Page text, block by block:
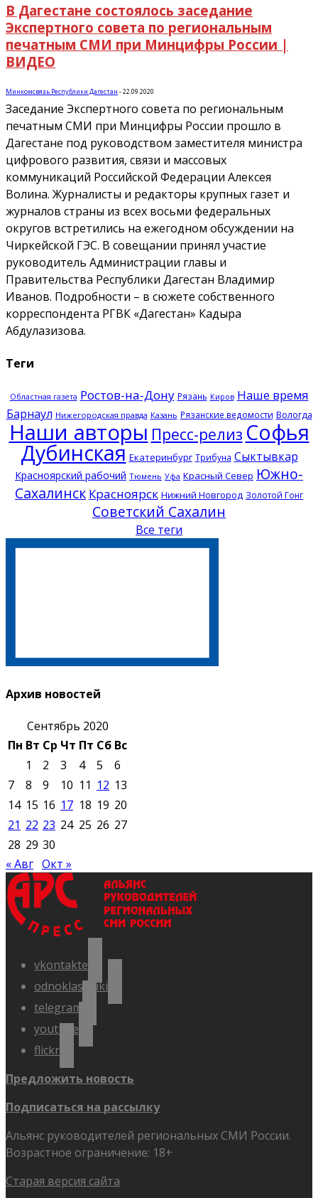
В Дагестане состоялось заседание
Экспертного совета по региональным
печатным СМИ при Минцифры России |
ВИДЕО
Минкомсвязь Республики Дагестан -22.09.2020
Заседание Экспертного совета по региональным
печатным СМИ при Минцифры России прошло в
Дагестане под руководством заместителя министра
цифрового развития, связи и массовых
коммуникаций Российской Федерации Алексея
Волина. Журналисты и редакторы крупных газет и
журналов страны из всех восьми федеральных
округов встретились на ежегодном обсуждении на
Чиркейской ГЭС. В совещании принял участие
руководитель Администрации главы и
Правительства Республики Дагестан Владимир
Иванов. Подробности – в сюжете собственного
корреспондента РГВК «Дагестан» Кадыра
Абдулазизова.
Теги
Областная газета Ростов-на-Дону Рязань Киров Наше время
Барнаул Нижегородская правда Казань Рязанские ведомости Вологда
Наши авторы Пресс-релиз Софья
Дубинская Екатеринбург Трибуна Сыктывкар
Красноярский рабочий Тюмень Уфа Красный Север Южно-
Сахалинск Красноярск Нижний Новгород Золотой Гонг
Советский Сахалин
Все теги
Архив новостей
Сентябрь 2020
Пн Вт Ср Чт Пт Сб Вс
1
2 3 4 5
6
7
8 9 10 11 12 13
14 15 16 17 18 19 20
21 22 23 24 25 26 27
28 29 30
« Авг Окт »
vkontakte
odnoklassniki
telegram
youtube
flickr
Предложить новость
Подписаться на рассылку
Альянс руководителей региональных СМИ России.
Возрастное ограничение: 18+
Старая версия сайта